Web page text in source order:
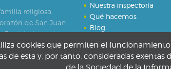
religiosa
de San Juan
fidelidad creativa
Mazzarello.
Nuestra inspectoría
Qué hacemos
Blog
cookies que permiten el
de esta y, por tanto, consideradas